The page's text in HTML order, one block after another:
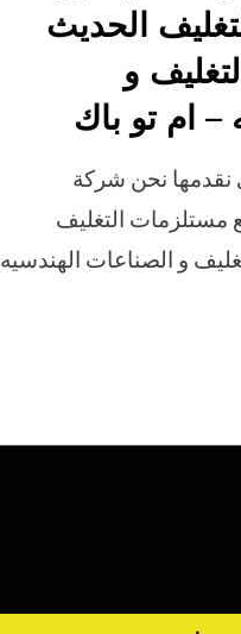
الحديث
و
– ام تو باك
نقدمها نحن شركة
مستلزمات التغليف
و الصناعات الهندسيه